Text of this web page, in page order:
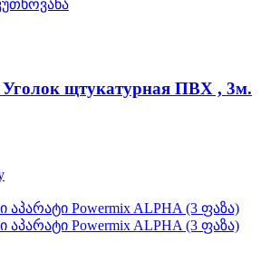
щтукатурная ПВХ , 3м.